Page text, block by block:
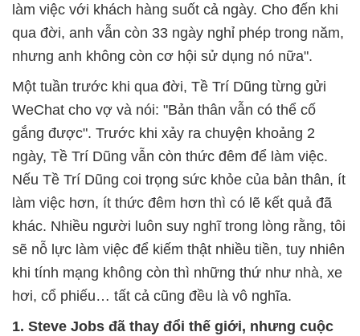
làm việc với khách hàng suốt cả ngày. Cho đến khi
qua đời, anh vẫn còn 33 ngày nghỉ phép trong năm,
nhưng anh không còn cơ hội sử dụng nó nữa".
Một tuần trước khi qua đời, Tề Trí Dũng từng gửi
WeChat cho vợ và nói: "Bản thân vẫn có thể cố
gắng được". Trước khi xảy ra chuyện khoảng 2
ngày, Tề Trí Dũng vẫn còn thức đêm để làm việc.
Nếu Tề Trí Dũng coi trọng sức khỏe của bản thân, ít
làm việc hơn, ít thức đêm hơn thì có lẽ kết quả đã
khác. Nhiều người luôn suy nghĩ trong lòng rằng, tôi
sẽ nỗ lực làm việc để kiếm thật nhiều tiền, tuy nhiên
khi tính mạng không còn thì những thứ như nhà, xe
hơi, cổ phiếu… tất cả cũng đều là vô nghĩa.
1. Steve Jobs đã thay đổi thế giới, nhưng cuộc